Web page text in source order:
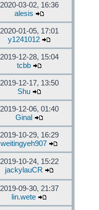
2020-03-02, 16:36
alesis
2020-01-05, 17:01
y1241012
2019-12-28, 15:04
tcbb
2019-12-17, 13:50
Shu
2019-12-06, 01:40
Ginal
2019-10-29, 16:29
weitingyeh907
2019-10-24, 15:22
jackylauCR
2019-09-30, 21:37
lin.wete